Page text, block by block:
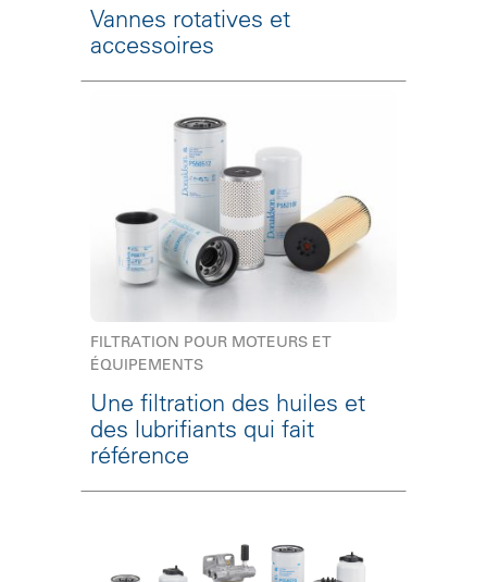
Vannes rotatives et
accessoires
FILTRATION POUR MOTEURS ET
ÉQUIPEMENTS
Une filtration des huiles et
des lubrifiants qui fait
référence